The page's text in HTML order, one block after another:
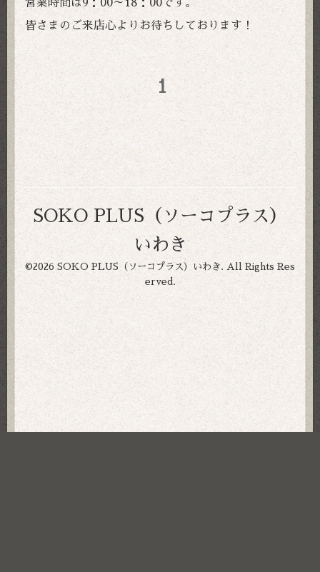
営業時間は9：00～18：00です。
皆さまのご来店心よりお待ちしております！
1
SOKO PLUS（ソーコプラス）
いわき
©2026 SOKO PLUS（ソーコプラス）いわき. All Rights Res
erved.